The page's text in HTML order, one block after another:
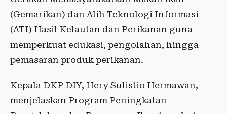
(Gemarikan) dan Alih Teknologi Informasi
(ATI) Hasil Kelautan dan Perikanan guna
memperkuat edukasi, pengolahan, hingga
pemasaran produk perikanan.
Kepala DKP DIY, Hery Sulistio Hermawan,
menjelaskan Program Peningkatan